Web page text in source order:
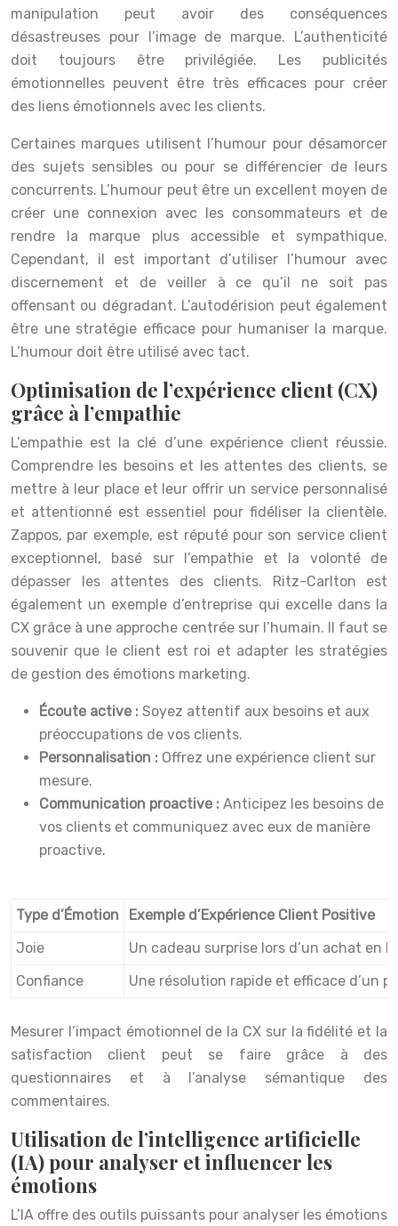
manipulation peut avoir des conséquences
désastreuses pour l’image de marque. L’authenticité
doit toujours être privilégiée. Les publicités
émotionnelles peuvent être très efficaces pour créer
des liens émotionnels avec les clients.
Certaines marques utilisent l’humour pour désamorcer
des sujets sensibles ou pour se différencier de leurs
concurrents. L’humour peut être un excellent moyen de
créer une connexion avec les consommateurs et de
rendre la marque plus accessible et sympathique.
Cependant, il est important d’utiliser l’humour avec
discernement et de veiller à ce qu’il ne soit pas
offensant ou dégradant. L’autodérision peut également
être une stratégie efficace pour humaniser la marque.
L’humour doit être utilisé avec tact.
Optimisation de l’expérience client (CX)
grâce à l’empathie
L’empathie est la clé d’une expérience client réussie.
Comprendre les besoins et les attentes des clients, se
mettre à leur place et leur offrir un service personnalisé
et attentionné est essentiel pour fidéliser la clientèle.
Zappos, par exemple, est réputé pour son service client
exceptionnel, basé sur l’empathie et la volonté de
dépasser les attentes des clients. Ritz-Carlton est
également un exemple d’entreprise qui excelle dans la
CX grâce à une approche centrée sur l’humain. Il faut se
souvenir que le client est roi et adapter les stratégies
de gestion des émotions marketing.
Écoute active : Soyez attentif aux besoins et aux
préoccupations de vos clients.
Personnalisation : Offrez une expérience client sur
mesure.
Communication proactive : Anticipez les besoins de
vos clients et communiquez avec eux de manière
proactive.
Type d’Émotion
Exemple d’Expérience Client Positive
Joie
Un cadeau surprise lors d’un achat en
Confiance
Une résolution rapide et efficace d’un
Mesurer l’impact émotionnel de la CX sur la fidélité et la
satisfaction client peut se faire grâce à des
questionnaires et à l’analyse sémantique des
commentaires.
Utilisation de l’intelligence artificielle
(IA) pour analyser et influencer les
émotions
L’IA offre des outils puissants pour analyser les émotions